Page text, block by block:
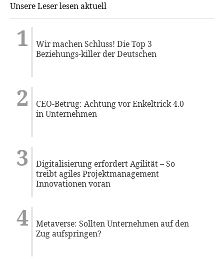
Unsere Leser lesen aktuell
Wir machen Schluss! Die Top 3
Beziehungs-killer der Deutschen
CEO-Betrug: Achtung vor Enkeltrick 4.0
in Unternehmen
Digitalisierung erfordert Agilität – So
treibt agiles Projektmanagement
Innovationen voran
Metaverse: Sollten Unternehmen auf den
Zug aufspringen?